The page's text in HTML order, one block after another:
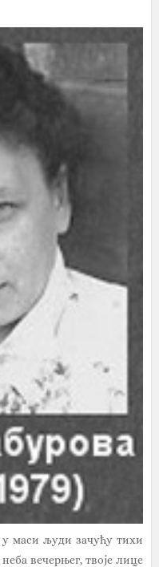
маси људи зачућу тихи
вечерњег, твоје лице